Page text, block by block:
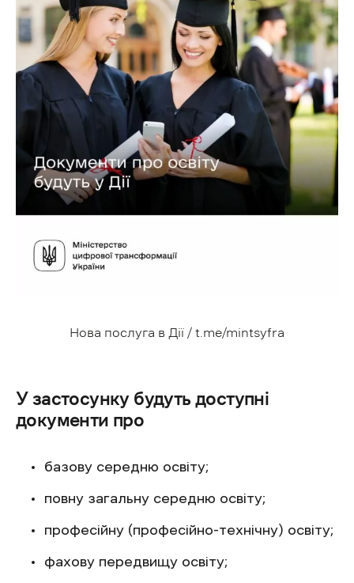
Нова послуга в Дії / t.me/mintsyfra
У застосунку будуть доступні
документи про
базову середню освіту;
повну загальну середню освіту;
професійну (професійно-технічну) освіту;
фахову передвищу освіту;